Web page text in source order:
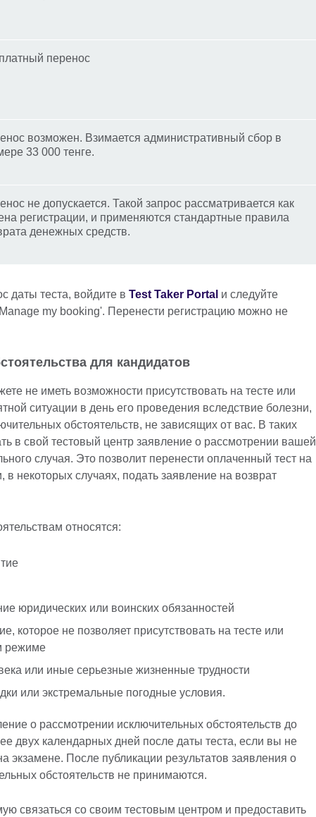
перенос
возможен. Взимается административный сбор в
33 000 тенге.
не допускается. Такой запрос рассматривается как
регистрации, и применяются стандартные правила
денежных средств.
даты теста, войдите в Test Taker Portal и следуйте
my booking'. Перенести регистрацию можно не
для кандидатов
не иметь возможности присутствовать на тесте или
ситуации в день его проведения вследствие болезни,
обстоятельств, не зависящих от вас. В таких
в свой тестовый центр заявление о рассмотрении вашей
случая. Это позволит перенести оплаченный тест на
некоторых случаях, подать заявление на возврат
относятся:
юридических или воинских обязанностей
которое не позволяет присутствовать на тесте или
режиме
или иные серьезные жизненные трудности
или экстремальные погодные условия.
о рассмотрении исключительных обстоятельств до
двух календарных дней после даты теста, если вы не
экзамене. После публикации результатов заявления о
обстоятельств не принимаются.
связаться со своим тестовым центром и предоставить